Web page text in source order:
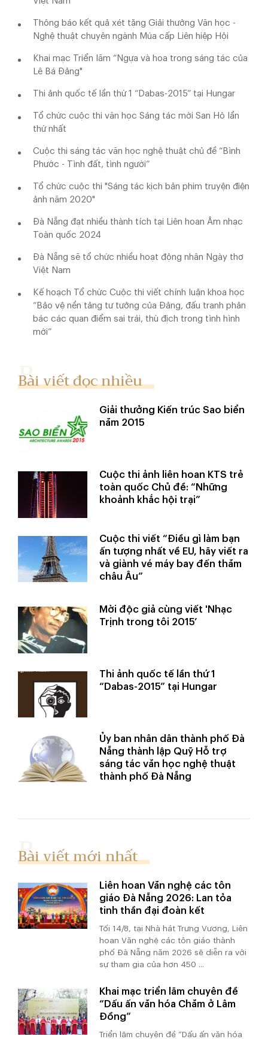
Thông báo kết quả xét tặng Giải thưởng Văn học -
Nghệ thuật chuyên ngành Múa cấp Liên hiệp Hội
Khai mạc Triển lãm “Ngựa và hoa trong sáng tác của
Lê Bá Đảng"
Thi ảnh quốc tế lần thứ 1 “Dabas-2015” tại Hungar
Tổ chức cuộc thi văn học Sáng tác mới San Hô lần
thứ nhất
Cuộc thi sáng tác văn học nghệ thuật chủ đề “Bình
Phước - Tình đất, tình người”
Tổ chức cuộc thi "Sáng tác kịch bản phim truyện điện
ảnh năm 2020"
Đà Nẵng đạt nhiều thành tích tại Liên hoan Âm nhạc
Toàn quốc 2024
Đà Nẵng sẽ tổ chức nhiều hoạt động nhân Ngày thơ
Việt Nam
Kế hoạch Tổ chức Cuộc thi viết chính luận khoa học
“Bảo vệ nền tảng tư tưởng của Đảng, đấu tranh phản
bác các quan điểm sai trái, thù địch trong tình hình
mới”
Bài viết đọc nhiều
Giải thưởng Kiến trúc Sao biển
năm 2015
Cuộc thi ảnh liên hoan KTS trẻ
toàn quốc Chủ đề: “Những
khoảnh khắc hội trại”
Cuộc thi viết “Điều gì làm bạn
ấn tượng nhất về EU, hãy viết ra
và giành vé máy bay đến thăm
châu Âu”
Mời độc giả cùng viết 'Nhạc
Trịnh trong tôi 2015’
Thi ảnh quốc tế lần thứ 1
“Dabas-2015” tại Hungar
Ủy ban nhân dân thành phố Đà
Nẵng thành lập Quỹ Hỗ trợ
sáng tác văn học nghệ thuật
thành phố Đà Nẵng
Bài viết mới nhất
Liên hoan Văn nghệ các tôn
giáo Đà Nẵng 2026: Lan tỏa
tinh thần đại đoàn kết
Tối 14/8, tại Nhà hát Trưng Vương, Liên
hoan Văn nghệ các tôn giáo thành
phố Đà Nẵng năm 2026 sẽ diễn ra với
sự tham gia của hơn 450 ...
Khai mạc triển lãm chuyên đề
“Dấu ấn văn hóa Chăm ở Lâm
Đồng”
Triển lãm chuyên đề “Dấu ấn văn hóa